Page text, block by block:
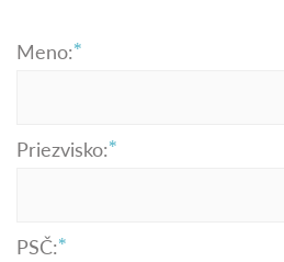
Meno:
Priezvisko:
PSČ: